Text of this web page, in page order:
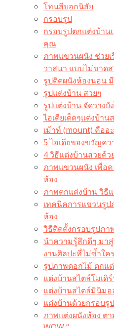
โทนสีบอกนิสัย
กรอบรูป
กรอบรูปตกแต่งบ้าน
คุณ
ภาพแขวนผนัง ช่วย
วาสนา แบบไม่ขาดส
รูปติดผนังห้องนอน
รูปแต่งบ้าน สวยๆ
รูปแต่งบ้าน จัดวาง
ไอเดียเด็ดๆแต่งบ้า
เม้าท์ (mount) คืออ
5 ไอเดียของขวัญค
4 วิธีแต่งบ้านสวยด้ว
ภาพแขวนผนัง เพื่อ
ห้อง
ภาพตกแต่งบ้าน วิธี
เทคนิคการแขวนรูป
ห้อง
วิธีติดตั้งกรอบรูปภา
นำความรู้สึกดีๆ มา
งานศิลปะที่ไม่ซ้ำใคร
รูปภาพดอกไม้ ตกแ
แต่งบ้านสไตล์โมเดิ
แต่งบ้านสไตล์มินิม
แต่งบ้านด้วยกรอบรู
ภาพแต่งผนังห้อง ต